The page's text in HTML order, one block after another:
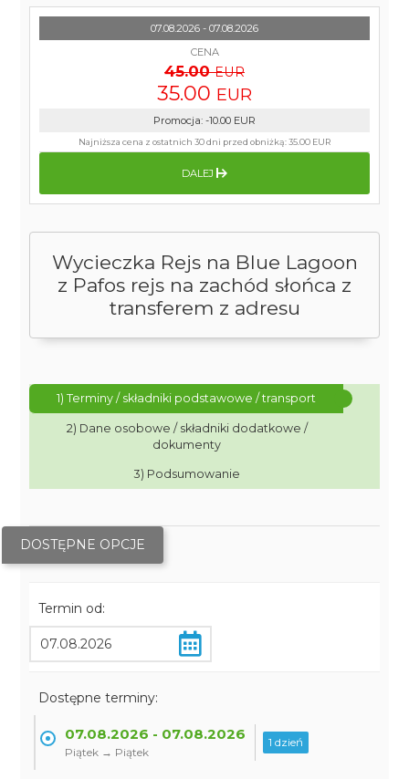
Wycieczka Rejs na Blue Lagoon
z Pafos rejs na zachód słońca z
transferem z adresu
1) Terminy / składniki podstawowe / transport
2) Dane osobowe / składniki dodatkowe /
dokumenty
3) Podsumowanie
DOSTĘPNE OPCJE
Termin od:
Dostępne terminy:
07.08.2026 - 07.08.2026
Piątek → Piątek
1 dzień
07.08.2026 - 07.08.2026
CENA
45.00 EUR
35.00 EUR
Promocja: -10.00 EUR
Najniższa cena z ostatnich 30 dni przed obniżką:35.00 EUR
DALEJ